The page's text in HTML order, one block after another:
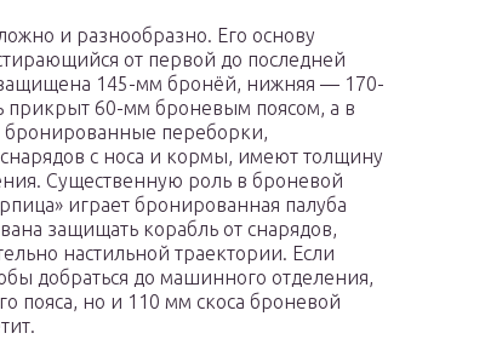
и разнообразно. Его основу
от первой до последней
защищена 145-мм бронёй, нижняя — 170-
прикрыт 60-мм броневым поясом, а в
переборки,
с носа и кормы, имеют толщину
Существенную роль в броневой
играет бронированная палуба
защищать корабль от снарядов,
настильной траектории. Если
добраться до машинного отделения,
пояса, но и 110 мм скоса броневой